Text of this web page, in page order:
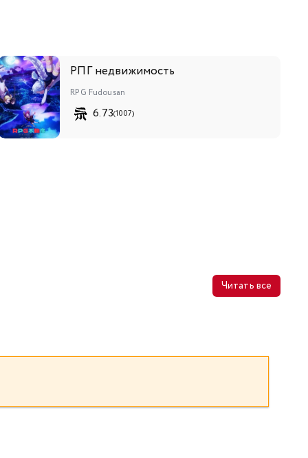
РПГ недвижимость
RPG Fudousan
6.73(1007)
Читать все